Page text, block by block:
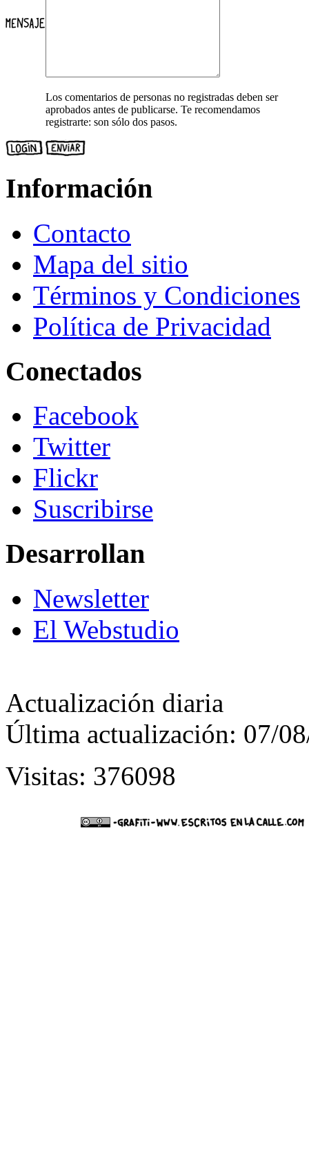
Los comentarios de personas no registradas deben ser
aprobados antes de publicarse. Te recomendamos
registrarte: son sólo dos pasos.
Información
Contacto
Mapa del sitio
Términos y Condiciones
Política de Privacidad
Conectados
Facebook
Twitter
Flickr
Suscribirse
Desarrollan
Newsletter
El Webstudio
Actualización diaria
Última actualización: 07/
Visitas: 376098